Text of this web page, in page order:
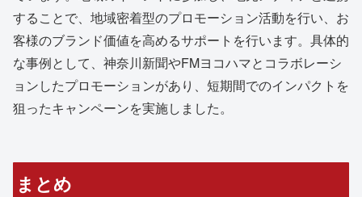
することで、地域密着型のプロモーション活動を行い、お
客様のブランド価値を高めるサポートを行います。具体的
な事例として、神奈川新聞やFMヨコハマとコラボレーシ
ョンしたプロモーションがあり、短期間でのインパクトを
狙ったキャンペーンを実施しました。
まとめ